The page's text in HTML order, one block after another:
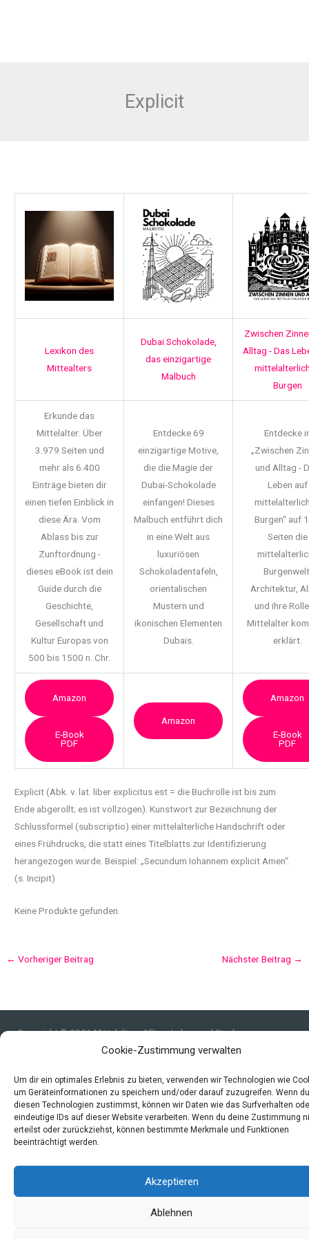
Cookie-Zustimmung verwalten
Um dir ein optimales Erlebnis zu bieten, verwenden wir Technologien wie
um Geräteinformationen zu speichern und/oder darauf zuzugreifen. Wenn du
diesen Technologien zustimmst, können wir Daten wie das Surfverhalten
eindeutige IDs auf dieser Website verarbeiten. Wenn du deine Zustimmung
erteilst oder zurückziehst, können bestimmte Merkmale und Funktionen
beeinträchtigt werden.
Akzeptieren
Ablehnen
Explicit
Lexikon des
Mittealters
Dubai Schokolade,
das einzigartige
Malbuch
Zwischen
Alltag - Das
Burgen
Erkunde das
Mittelalter: Über
3.979 Seiten und
mehr als 6.400
Einträge bieten dir
einen tiefen Einblick in
diese Ära. Vom
Ablass bis zur
Zunftordnung -
dieses eBook ist dein
Guide durch die
Geschichte,
Gesellschaft und
Kultur Europas von
500 bis 1500 n. Chr.
Entdecke 69
einzigartige Motive,
die die Magie der
Dubai-Schokolade
einfangen! Dieses
Malbuch entführt dich
in eine Welt aus
luxuriösen
Schokoladentafeln,
orientalischen
Mustern und
ikonischen Elementen
Dubais.
Entdecke
„Zwischen
und Alltag -
Leben auf
Burgen“ auf
Seiten die
Architektur,
und ihre
Mittelalter
erklärt.
Amazon
E-Book
PDF
Amazon
Amazon
E-Book
PDF
Explicit (Abk. v. lat. liber explicitus est = die Buchrolle ist bis zum
Ende abgerollt; es istvollzogen). Kunstwort zur Bezeichnung der
Schlussformel (subscriptio) einer mittelalterliche Handschrift oder
eines Frühdrucks, die statt eines Titelblatts zur Identifizierung
herangezogen wurde. Beispiel: „Secundum Iohannem explicit Amen“.
(s. Incipit)
Keine Produkte gefunden.
← Vorheriger Beitrag Nächster Beitrag →
Copyright © 2026 Mittelalter - Alltag, Leben und Sterben
Impressum
Datenschutzerklärung und Cookie-Richtlinie
Quellen
Index